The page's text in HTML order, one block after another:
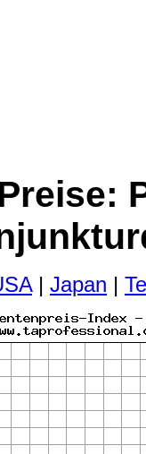
| Japan |